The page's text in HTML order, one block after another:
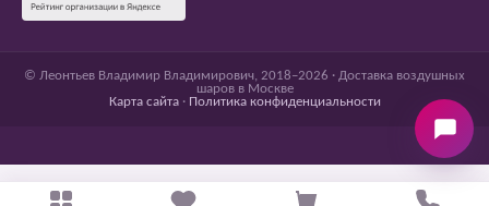
© Леонтьев Владимир Владимирович, 2018–2026 · Доставка воздушных
шаров в Москве
Карта сайта· Политика конфиденциальности